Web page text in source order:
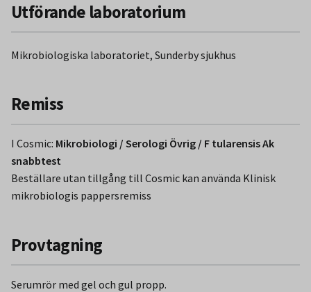
Utförande laboratorium
Mikrobiologiska laboratoriet, Sunderby sjukhus
Remiss
I Cosmic: Mikrobiologi / Serologi Övrig / F tularensis Ak
snabbtest
Beställare utan tillgång till Cosmic kan använda Klinisk
mikrobiologis pappersremiss
Provtagning
Serumrör med gel och gul propp.